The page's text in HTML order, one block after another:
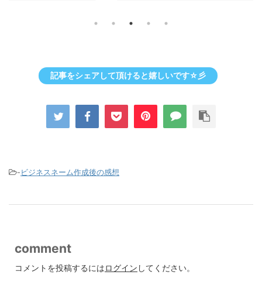
記事をシェアして頂けると嬉しいです☆彡
-ビジネスネーム作成後の感想
comment
コメントを投稿するにはログイン してください。